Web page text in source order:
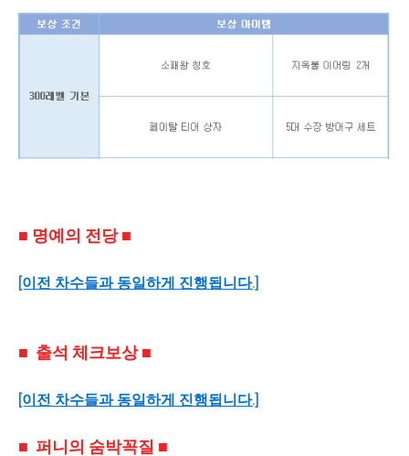
■ 명예의 전당 ■
[이전 차수들과 동일하게 진행됩니다.]
■ 출석 체크보상■
[이전 차수들과 동일하게 진행됩니다.]
■ 퍼니의 숨박꼭질 ■